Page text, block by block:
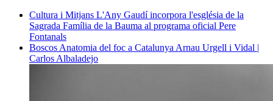
Cultura i Mitjans L'Any Gaudí incorpora l'església de la
Sagrada Família de la Bauma al programa oficial Pere
Fontanals
Boscos Anatomia del foc a Catalunya Arnau Urgell i Vidal |
Carlos Albaladejo